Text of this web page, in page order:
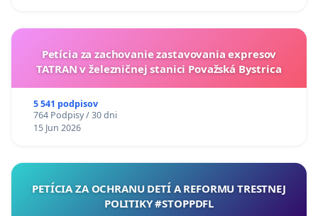
Petícia za zachovanie zastavovania expresov
TATRAN v železničnej stanici Považská Bystrica
5 541 podpisov
764 Podpisy / 30 dni
15 Jun 2026
PETÍCIA ZA OCHRANU DETÍ A REFORMU TRESTNEJ
POLITIKY #STOPPDFL